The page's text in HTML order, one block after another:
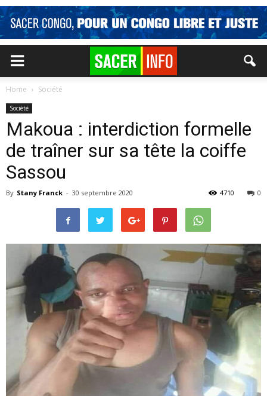
Home Société
Société
Makoua : interdiction formelle
de traîner sur sa tête la coiffe
Sassou
By Stany Franck - 30 septembre 2020 0
4710